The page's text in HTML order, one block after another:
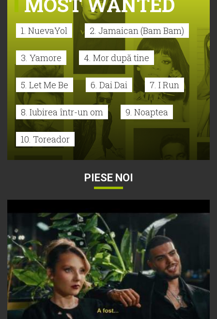
1. NuevaYol 2. Jamaican (Bam Bam)
3. Yamore 4. Mor după tine
5. Let Me Be 6. Dai Dai 7. I Run
8. Iubirea într-un om 9. Noaptea
10. Toreador
PIESE NOI